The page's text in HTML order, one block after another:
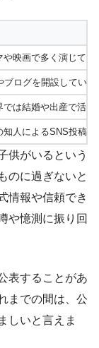
や映画で多く演じて
ブログを開設してい
では結婚や出産で活
知人によるSNS投稿
供がいるという
のに過ぎないと
情報や信頼でき
や憶測に振り回
表することがあ
までの間は、公
しいと言えま